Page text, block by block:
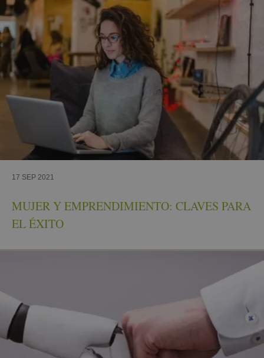
17 SEP 2021
MUJER Y EMPRENDIMIENTO: CLAVES PARA
EL ÉXITO